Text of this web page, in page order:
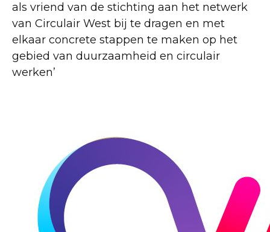
als vriend van de stichting aan het netwerk
van Circulair West bij te dragen en met
elkaar concrete stappen te maken op het
gebied van duurzaamheid en circulair
werken’